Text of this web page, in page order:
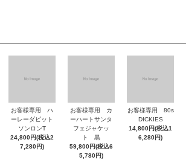
お客様専用 ハ
ーレーダビット
ソンロンT
24,800円(税込2
7,280円)
お客様専用 カ
ーハートサンタ
フェジャケッ
ト 黒
59,800円(税込6
5,780円)
お客様専用 80s
DICKIES
14,800円(税込1
6,280円)